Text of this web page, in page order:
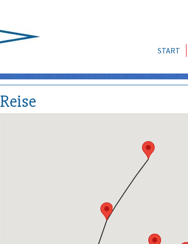
START
Reise